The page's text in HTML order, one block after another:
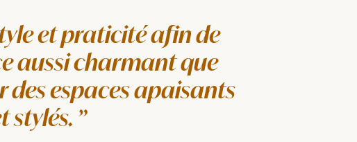
et praticité afin de
aussi charmant que
espaces apaisants
stylés.